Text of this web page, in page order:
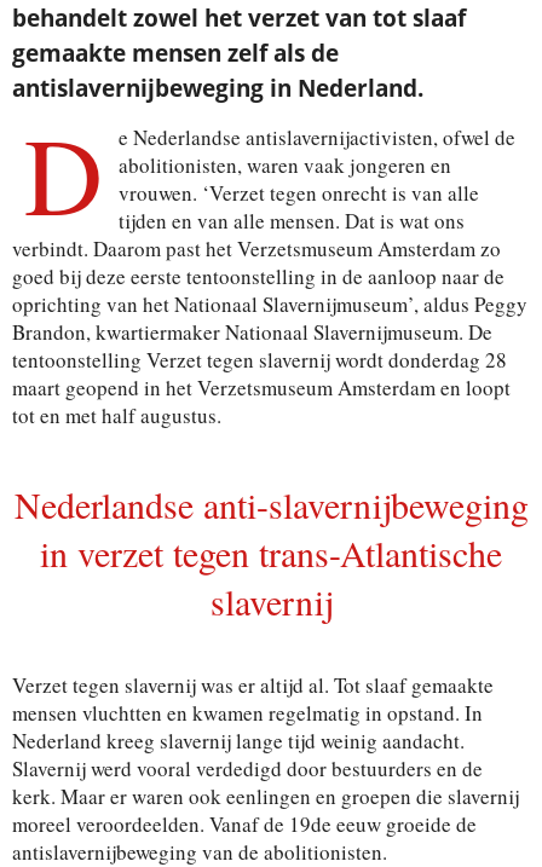
behandelt zowel het verzet van tot slaaf
gemaakte mensen zelf als de
antislavernijbeweging in Nederland.
D
e Nederlandse antislavernijactivisten, ofwel de
abolitionisten, waren vaak jongeren en
vrouwen. ‘Verzet tegen onrecht is van alle
tijden en van alle mensen. Dat is wat ons
verbindt. Daarom past het Verzetsmuseum Amsterdam zo
goed bij deze eerste tentoonstelling in de aanloop naar de
oprichting van het Nationaal Slavernijmuseum’, aldus Peggy
Brandon, kwartiermaker Nationaal Slavernijmuseum. De
tentoonstelling Verzet tegen slavernij wordt donderdag 28
maart geopend in het Verzetsmuseum Amsterdam en loopt
tot en met half augustus.
Nederlandse anti-slavernijbeweging
in verzet tegen trans-Atlantische
slavernij
Verzet tegen slavernij was er altijd al. Tot slaaf gemaakte
mensen vluchtten en kwamen regelmatig in opstand. In
Nederland kreeg slavernij lange tijd weinig aandacht.
Slavernij werd vooral verdedigd door bestuurders en de
kerk. Maar er waren ook eenlingen en groepen die slavernij
moreel veroordeelden. Vanaf de 19de eeuw groeide de
antislavernijbeweging van de abolitionisten.